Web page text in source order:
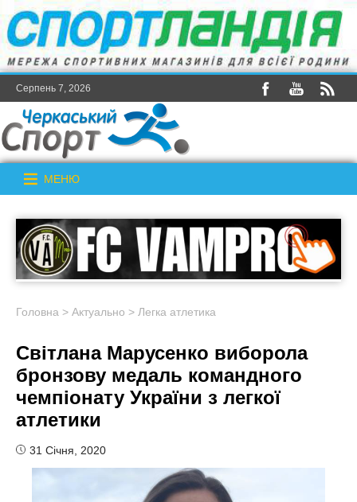
Серпень 7, 2026
МЕНЮ
Головна > Актуально > Легка атлетика
Світлана Марусенко виборола
бронзову медаль командного
чемпіонату України з легкої
атлетики
31 Січня, 2020